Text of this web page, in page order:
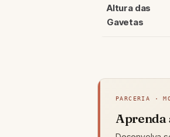
Altura das
Gavetas
PARCERIA ·
Aprenda